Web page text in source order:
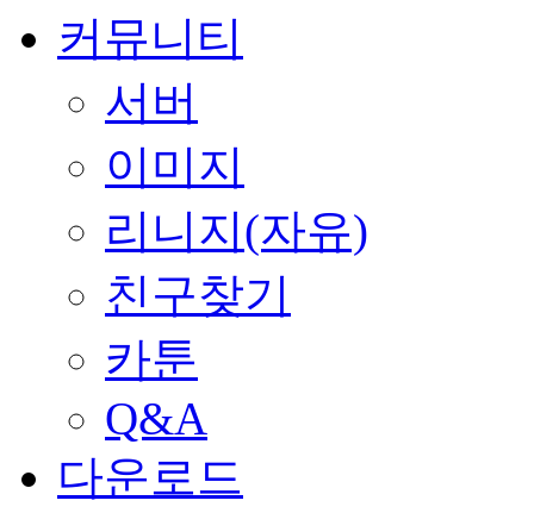
커뮤니티
서버
이미지
리니지(자유)
친구찾기
카툰
Q&A
다운로드